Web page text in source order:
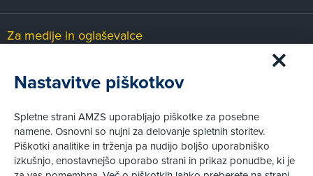
Za medije in oglaševalce
Piškotki
Politika zasebnosti
Informacije o obdelavi osebnih podatkov - videonadzor
Pravno obvestilo
Nastavitve piškotkov
Spletne strani AMZS uporabljajo piškotke za posebne
namene. Osnovni so nujni za delovanje spletnih storitev.
Piškotki analitike in trženja pa nudijo boljšo uporabniško
izkušnjo, enostavnejšo uporabo strani in prikaz ponudbe, ki je